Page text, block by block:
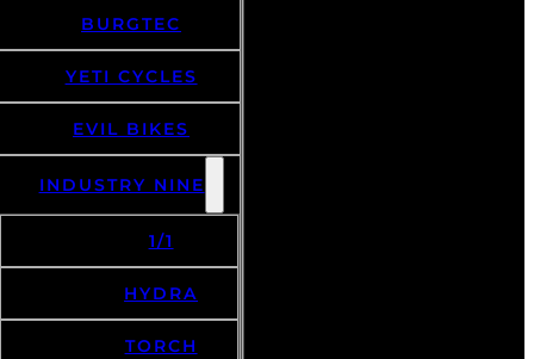
BURGTEC
YETI CYCLES
EVIL BIKES
INDUSTRY NINE
1/1
HYDRA
TORCH